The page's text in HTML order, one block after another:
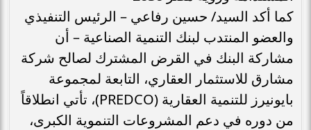
كما أكد السيد/ حسين رفاعي – الرئيس التنفيذي
والعضو المنتدب لبنك التنمية الصناعية – أن
مشاركة البنك في القرض المشترك لصالح شركة
مشارق للاستثمار العقاري، التابعة لمجموعة
بايونيرز للتنمية العقارية (PREDCO)، تأتي انطلاقاً
من دوره في دعم المشروعات التنموية الكبرى،